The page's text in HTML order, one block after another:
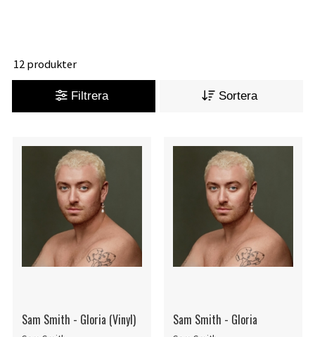
12 produkter
Filtrera Sortera
Sam Smith - Gloria (Vinyl) Sam Smith - Gloria